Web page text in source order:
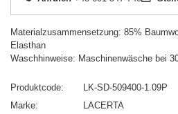
Materialzusammensetzung: 85%
Elasthan
Waschhinweise: Maschinenwäsche bei
Produktcode
LK-SD-509400-1.09P
Marke
LACERTA